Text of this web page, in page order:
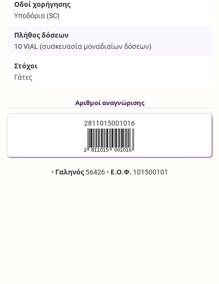
Οδοί χορήγησης
Υποδόρια (SC)
Πλήθος δόσεων
10VIAL (συσκευασία μοναδιαίων δόσεων)
Στόχοι
Γάτες
Αριθμοί αναγνώρισης
2811015001016
• Γαληνός56426 • Ε.Ο.Φ. 101500101